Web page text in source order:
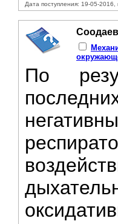
Дата поступления: 19-05-2016,
По